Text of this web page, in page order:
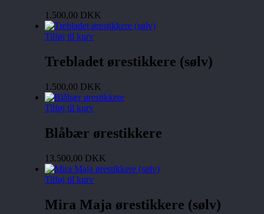
1.500,00 DKK
Tilføj til kurv
Trebladet ørestikkere (sølv)
1.500,00 DKK
Tilføj til kurv
Blåbær ørestikkere
13.500,00 DKK
Tilføj til kurv
Mira Maja ørestikkere (sølv)